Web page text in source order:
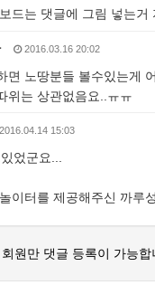
드는 댓글에 그림 넣는거
2016.03.16 20:02
면 노땅분들 볼수있는게
위는 상관없음요..ㅠㅠ
15:03
었군요...
이터를 제공해주신 까루
원만 댓글 등록이 가능합